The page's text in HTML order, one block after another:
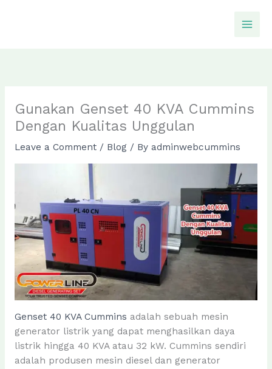
Gunakan Genset 40 KVA Cummins
Dengan Kualitas Unggulan
Leave a Comment / Blog/ By adminwebcummins
Genset 40 KVA Cummins adalah sebuah mesin
generator listrik yang dapat menghasilkan daya
listrik hingga 40 KVA atau 32 kW. Cummins sendiri
adalah produsen mesin diesel dan generator